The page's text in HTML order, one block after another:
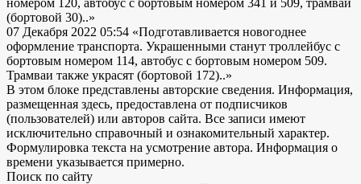
(бортовой 30)..»
07 Декабря 2022 05:54 «Подготавливается новогоднее
оформление транспорта. Украшенными станут троллейбус с
бортовым номером 114, автобус с бортовым номером 509.
Трамваи также украсят (бортовой 172)..»
В этом блоке представлены авторские сведения. Информация,
размещенная здесь, предоставлена от подписчиков
(пользователей) или авторов сайта. Все записи имеют
исключительно справочный и ознакомительный характер.
Формулировка текста на усмотрение автора. Информация о
времени указывается примерно.
Поиск по сайту